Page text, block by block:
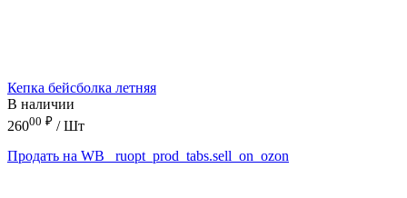
Кепка бейсболка летняя
В наличии
26000 ₽ / Шт
Продать на WB
_ruopt_prod_tabs.sell_on_ozon